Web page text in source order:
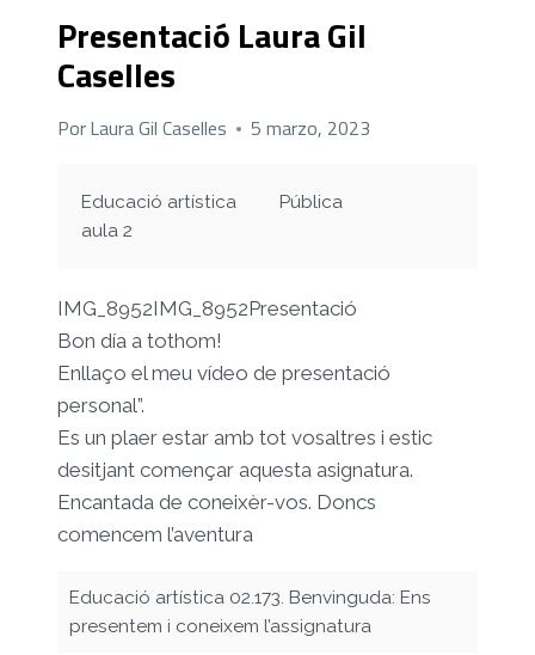
Presentació Laura Gil
Caselles
PorLaura Gil Caselles 5 marzo, 2023
Educació artística
aula 2
Pública
IMG_8952IMG_8952Presentació
Bon día a tothom!
Enllaço el meu vídeo de presentació
personal”.
Es un plaer estar amb tot vosaltres i estic
desitjant començar aquesta asignatura.
Encantada de coneixèr-vos. Doncs
comencem l’aventura
Educació artística 02.173. Benvinguda: Ens
presentem i coneixem l’assignatura